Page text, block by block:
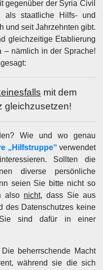
gegenüber der Syria Civil
staatliche Hilfs- und
und seit Jahrzehnten gibt.
gleichzeitige Etablierung
– nämlich in der Sprache!
mit dem
gleichzusetzen!
Wie und wo genau
„Hilfstruppe“ verwendet
Sollten die
diverse persönliche
seien Sie bitte nicht so
also nicht, dass Sie aus
des Datenschutzes keine
sind dafür in einer
beherrschende Macht
während sie die sich